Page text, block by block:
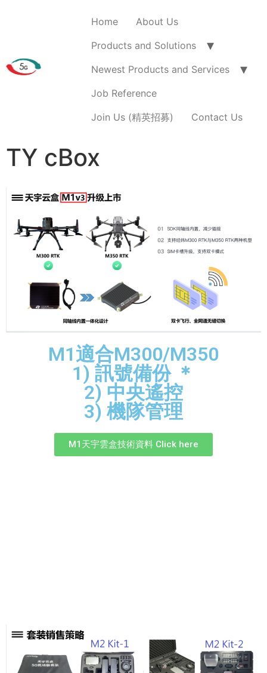
Home
About Us
Products and Solutions
Newest Products and Services
Job Reference
Join Us (精英招募)
Contact Us
TY cBox
M1適合M300/M350
1) 訊號備份 ＊
2) 中央遙控
3) 機隊管理
M1天宇雲盒技術資料 Click here